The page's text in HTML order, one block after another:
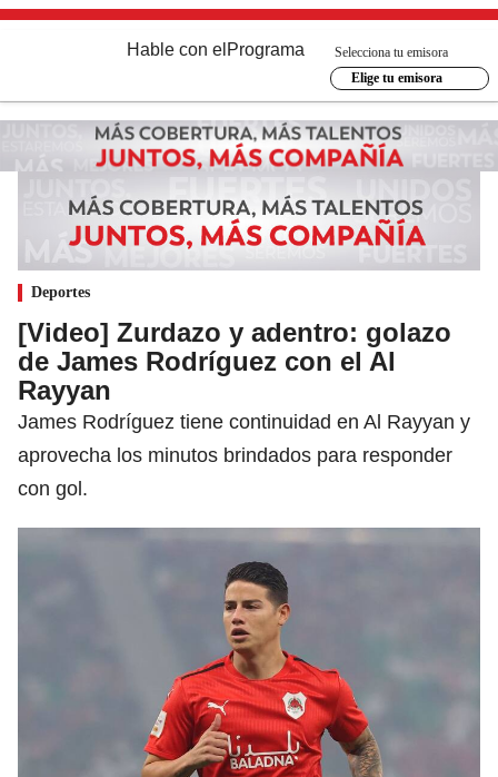
Hable con el Programa
Selecciona tu emisora
Elige tu emisora
Deportes
[Video] Zurdazo y adentro: golazo
de James Rodríguez con el Al
Rayyan
James Rodríguez tiene continuidad en Al Rayyan y
aprovecha los minutos brindados para responder
con gol.